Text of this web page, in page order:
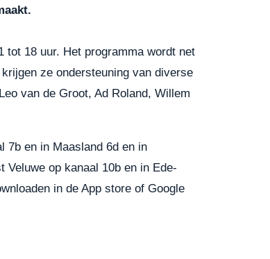
tot 18 uur. Het programma wordt net
ze ondersteuning van diverse
van de Groot, Ad Roland, Willem
7b en in Maasland 6d en in
Veluwe op kanaal 10b en in Ede-
in deApp store of Google